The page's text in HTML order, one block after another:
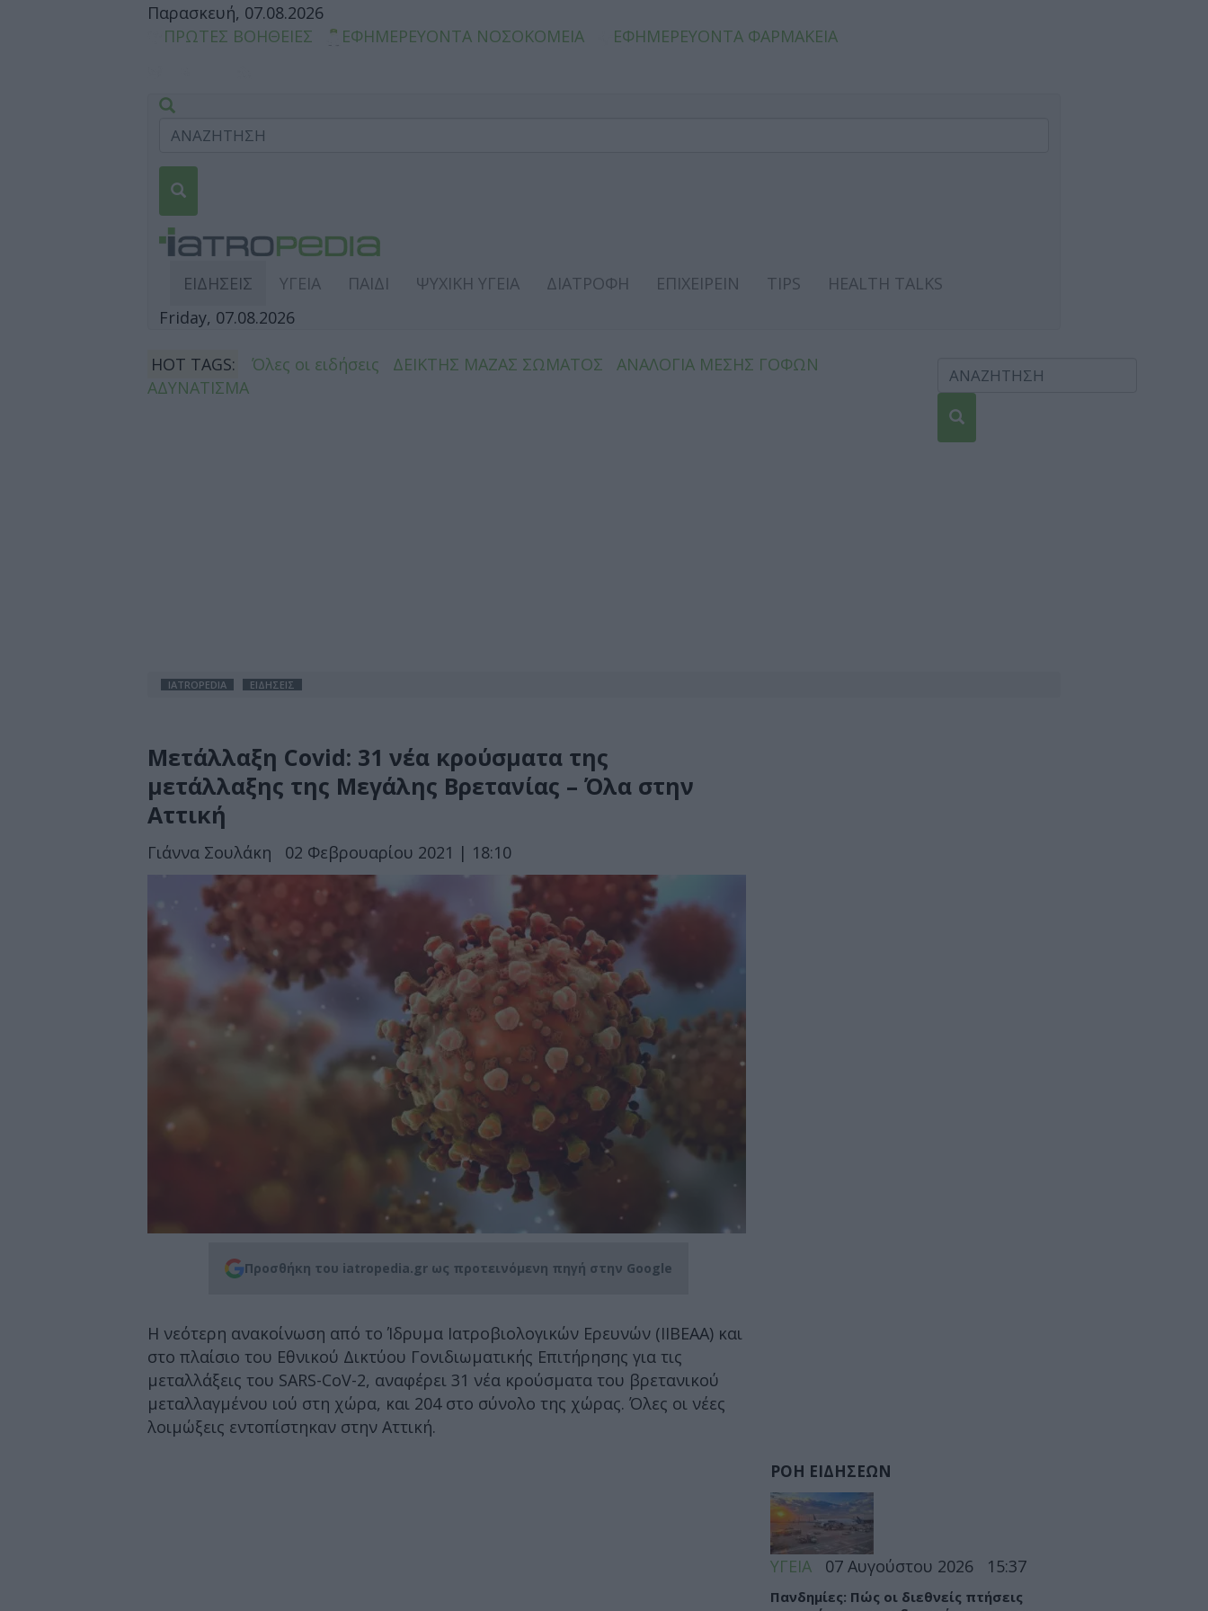
Παρασκευή, 07.08.2026
ΠΡΩΤΕΣ ΒΟΗΘΕΙΕΣ
ΕΦΗΜΕΡΕΥΟΝΤΑ ΝΟΣΟΚΟΜΕΙΑ ΕΦΗΜΕΡΕΥΟΝΤΑ ΦΑΡΜΑΚΕΙΑ
ΕΙΔΗΣΕΙΣ ΥΓΕΙΑ ΠΑΙΔΙ ΨΥΧΙΚΗ ΥΓΕΙΑ ΔΙΑΤΡΟΦΗ ΕΠΙΧΕΙΡΕΙΝ TIPS
HEALTH TALKS
Friday, 07.08.2026
HOT TAGS: Όλες οι ειδήσεις ΔΕΙΚΤΗΣ ΜΑΖΑΣ ΣΩΜΑΤΟΣ
ΑΝΑΛΟΓΙΑ ΜΕΣΗΣ ΓΟΦΩΝ
ΑΔΥΝΑΤΙΣΜΑ
IATROPEDIA ΕΙΔΗΣΕΙΣ
Μετάλλαξη Covid: 31 νέα κρούσματα της
μετάλλαξης της Μεγάλης Βρετανίας – Όλα στην
Αττική
Γιάννα Σουλάκη 02 Φεβρουαρίου 2021 | 18:10
Προσθήκη του iatropedia.gr ως προτεινόμενη πηγή στην Google
Η νεότερη ανακοίνωση από το Ίδρυμα Ιατροβιολογικών Ερευνών (ΙΙΒΕΑΑ) και
στο πλαίσιο του Εθνικού Δικτύου Γονιδιωματικής Επιτήρησης για τις
μεταλλάξεις του SARS-CoV-2, αναφέρει 31 νέα κρούσματα του βρετανικού
μεταλλαγμένου ιού στη χώρα, και 204 στο σύνολο της χώρας. Όλες οι νέες
λοιμώξεις εντοπίστηκαν στην Αττική.
ΡΟΗ ΕΙΔΗΣΕΩΝ
ΥΓΕΙΑ 07 Αυγούστου 2026 15:37
Πανδημίες: Πώς οι διεθνείς πτήσεις